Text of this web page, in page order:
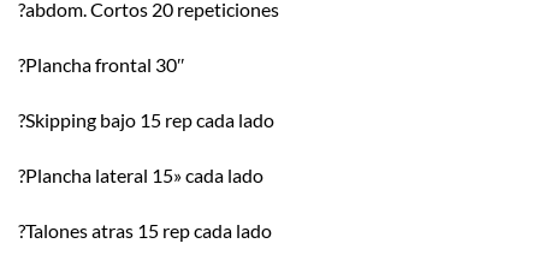
?abdom. Cortos 20 repeticiones
?Plancha frontal 30″
?Skipping bajo 15 rep cada lado
?Plancha lateral 15» cada lado
?Talones atras 15 rep cada lado